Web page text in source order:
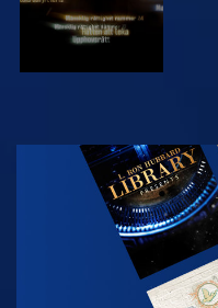
TITTA